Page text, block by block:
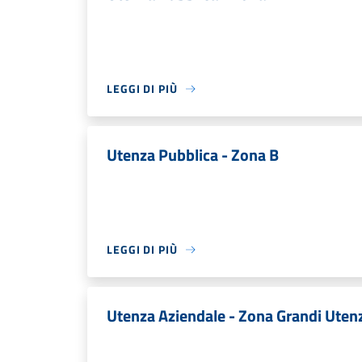
LEGGI DI PIÙ
Utenza Pubblica - Zona B
LEGGI DI PIÙ
Utenza Aziendale - Zona Grandi